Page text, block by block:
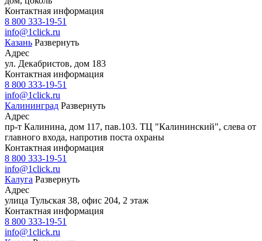
Контактная информация
8 800 333-19-51
info@1click.ru
Казань Развернуть
Адрес
ул. Декабристов, дом 183
Контактная информация
8 800 333-19-51
info@1click.ru
Калининград Развернуть
Адрес
пр-т Калинина, дом 117, пав.103. ТЦ "Калининский", слева от
главного входа, напротив поста охраны
Контактная информация
8 800 333-19-51
info@1click.ru
Калуга Развернуть
Адрес
улица Тульская 38, офис 204, 2 этаж
Контактная информация
8 800 333-19-51
info@1click.ru